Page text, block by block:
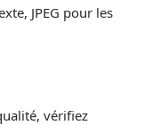
JPEG pour les
vérifiez